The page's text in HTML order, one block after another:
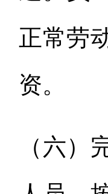
正常劳
资。
（六